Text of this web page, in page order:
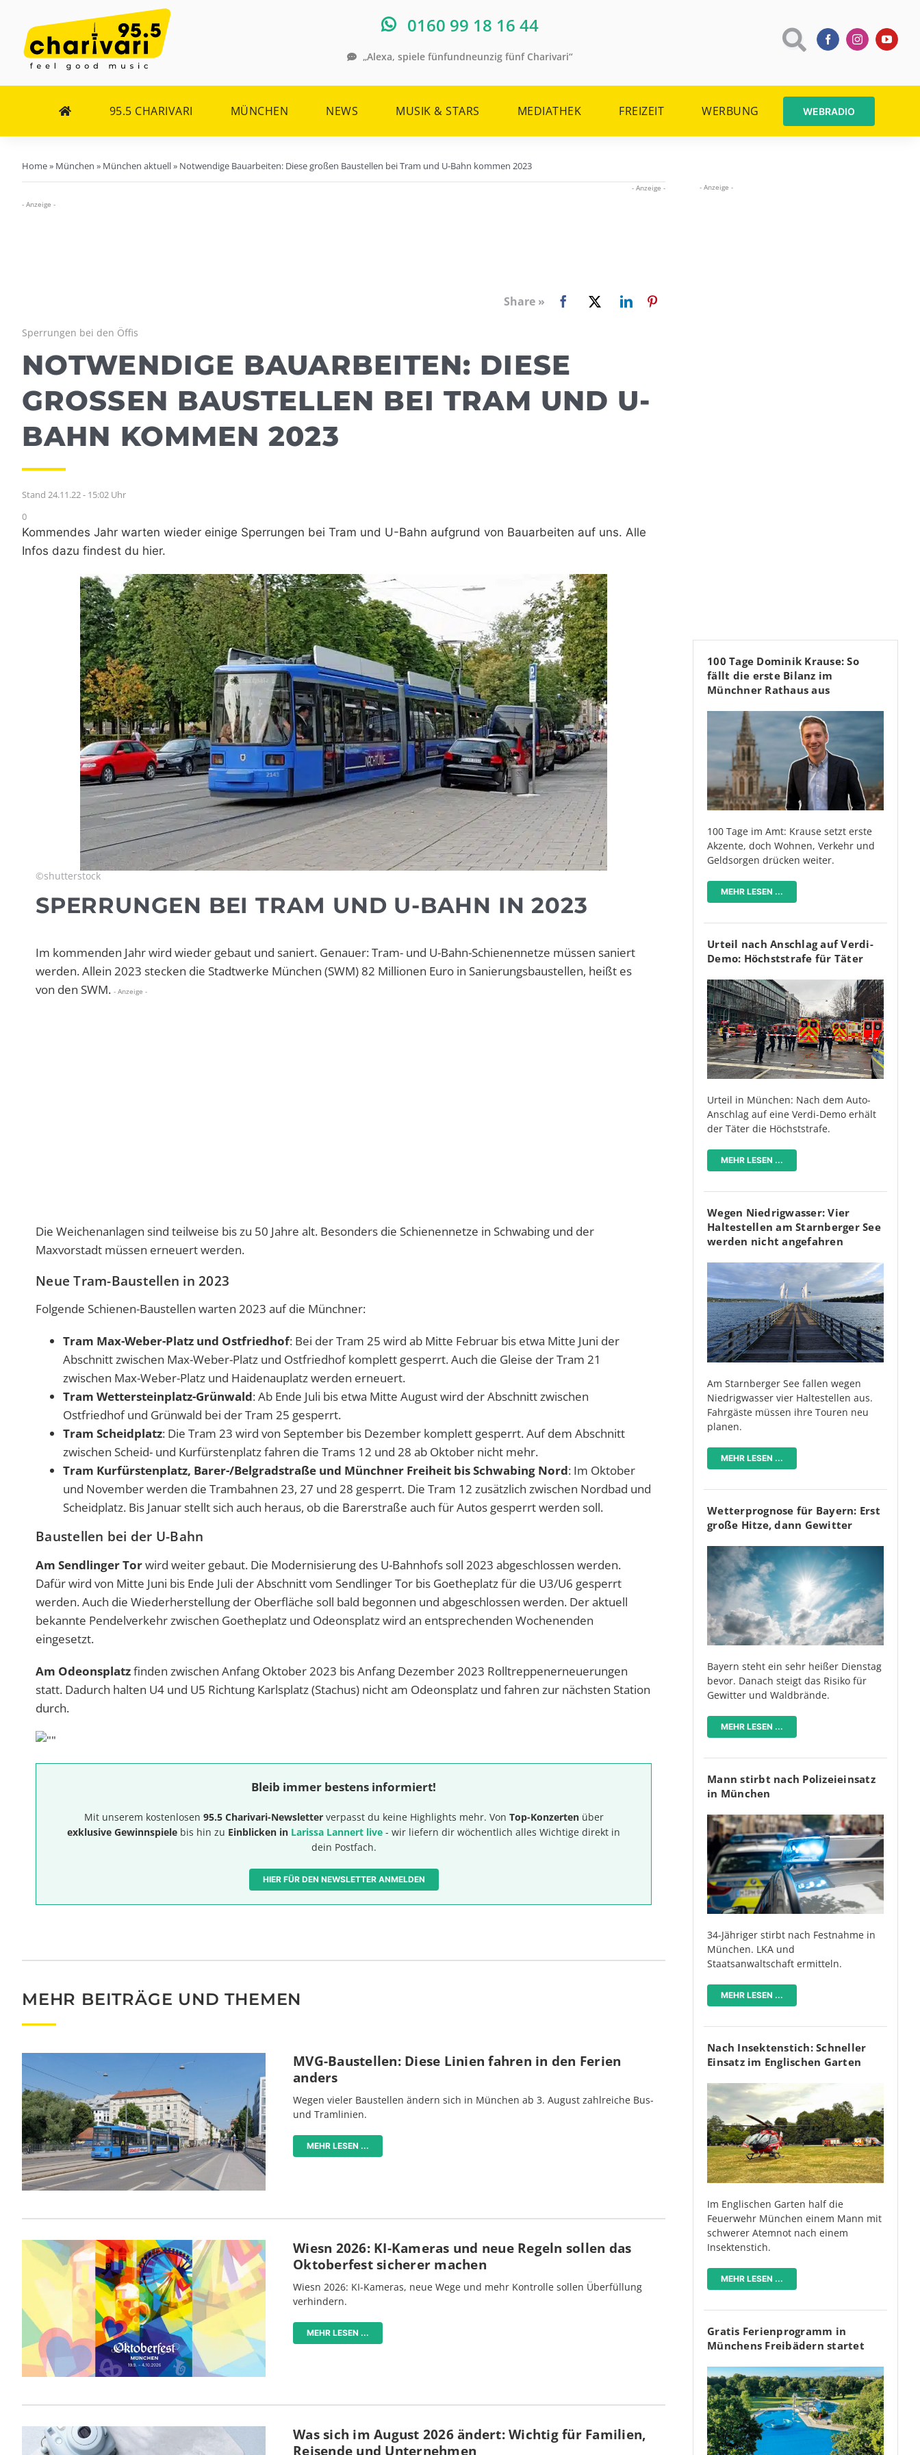
Inhalt
springen
0160 99 18 16 44
„Alexa, spiele fünfundneunzig fünf Charivari“
95.5 CHARIVARI MÜNCHEN NEWS MUSIK & STARS MEDIATHEK FREIZEIT WERBUNG WEBRADIO
Home» München » München aktuell» Notwendige Bauarbeiten: Diese großen Baustellen bei Tram und U-Bahn kommen 2023
- Anzeige -
- Anzeige -
Share »
Sperrungen bei den Öffis
NOTWENDIGE BAUARBEITEN: DIESE
GROSSEN BAUSTELLEN BEI TRAM UND U-B
AHN KOMMEN 2023
Stand 24.11.22 - 15:02 Uhr
0
Kommendes Jahr warten wieder einige Sperrungen bei Tram und U-Bahn aufgrund von Bauarbeiten auf uns. Alle
Infos dazu findest du hier.
©shutterstock
SPERRUNGEN BEI TRAM UND U-BAHN IN 2023
Im kommenden Jahr wird wieder gebaut und saniert. Genauer: Tram- und U-Bahn-Schienennetze müssen saniert
werden. Allein 2023 stecken die Stadtwerke München (SWM) 82 Millionen Euro in Sanierungsbaustellen, heißt es
von den SWM. - Anzeige -
Die Weichenanlagen sind teilweise bis zu 50 Jahre alt. Besonders die Schienennetze in Schwabing und der
Maxvorstadt müssen erneuert werden.
Neue Tram-Baustellen in 2023
Folgende Schienen-Baustellen warten 2023 auf die Münchner:
Tram Max-Weber-Platz und Ostfriedhof: Bei der Tram 25 wird ab Mitte Februar bis etwa Mitte Juni der
Abschnitt zwischen Max-Weber-Platz und Ostfriedhof komplett gesperrt. Auch die Gleise der Tram 21
zwischen Max-Weber-Platz und Haidenauplatz werden erneuert.
Tram Wettersteinplatz-Grünwald: Ab Ende Juli bis etwa Mitte August wird der Abschnitt zwischen
Ostfriedhof und Grünwald bei der Tram 25 gesperrt.
Tram Scheidplatz: Die Tram 23 wird von September bis Dezember komplett gesperrt. Auf dem Abschnitt
zwischen Scheid- und Kurfürstenplatz fahren die Trams 12 und 28 ab Oktober nicht mehr.
Tram Kurfürstenplatz, Barer-/Belgradstraße und Münchner Freiheit bis Schwabing Nord: Im Oktober
und November werden die Trambahnen 23, 27 und 28 gesperrt. Die Tram 12 zusätzlich zwischen Nordbad und
Scheidplatz. Bis Januar stellt sich auch heraus, ob die Barerstraße auch für Autos gesperrt werden soll.
Baustellen bei der U-Bahn
Am Sendlinger Torwird weiter gebaut. Die Modernisierung des U-Bahnhofs soll 2023 abgeschlossen werden.
Dafür wird von Mitte Juni bis Ende Juli der Abschnitt vom Sendlinger Tor bis Goetheplatz für die U3/U6 gesperrt
werden. Auch die Wiederherstellung der Oberfläche soll bald begonnen und abgeschlossen werden. Der aktuell
bekannte Pendelverkehr zwischen Goetheplatz und Odeonsplatz wird an entsprechenden Wochenenden
eingesetzt.
Am Odeonsplatzfinden zwischen Anfang Oktober 2023 bis Anfang Dezember 2023 Rolltreppenerneuerungen
statt. Dadurch halten U4 und U5 Richtung Karlsplatz (Stachus) nicht am Odeonsplatz und fahren zur nächsten Station
durch.
Bleib immer bestens informiert!
Mit unserem kostenlosen 95.5 Charivari-Newsletterverpasst du keine Highlights mehr. Von Top-Konzertenüber
exklusive Gewinnspiele bis hin zu Einblicken in Larissa Lannert live - wir liefern dir wöchentlich alles Wichtige direkt in
dein Postfach.
HIER FÜR DEN NEWSLETTER ANMELDEN
MEHR BEITRÄGE UND THEMEN
MVG-Baustellen: Diese Linien fahren in den Ferien
anders
Wegen vieler Baustellen ändern sich in München ab 3. August zahlreiche Bus-
und Tramlinien.
MEHR LESEN ...
Wiesn 2026: KI-Kameras und neue Regeln sollen das
Oktoberfest sicherer machen
Wiesn 2026: KI-Kameras, neue Wege und mehr Kontrolle sollen Überfüllung
verhindern.
MEHR LESEN ...
Was sich im August 2026 ändert: Wichtig für Familien,
Reisende und Unternehmen
- Anzeige -
100 Tage Dominik Krause: So
fällt die erste Bilanz im
Münchner Rathaus aus
100 Tage im Amt: Krause setzt erste
Akzente, doch Wohnen, Verkehr und
Geldsorgen drücken weiter.
MEHR LESEN ...
Urteil nach Anschlag auf Verdi-
Demo: Höchststrafe für Täter
Urteil in München: Nach dem Auto-
Anschlag auf eine Verdi-Demo erhält
der Täter die Höchststrafe.
MEHR LESEN ...
Wegen Niedrigwasser: Vier
Haltestellen am Starnberger See
werden nicht angefahren
Am Starnberger See fallen wegen
Niedrigwasser vier Haltestellen aus.
Fahrgäste müssen ihre Touren neu
planen.
MEHR LESEN ...
Wetterprognose für Bayern: Erst
große Hitze, dann Gewitter
Bayern steht ein sehr heißer Dienstag
bevor. Danach steigt das Risiko für
Gewitter und Waldbrände.
MEHR LESEN ...
Mann stirbt nach Polizeieinsatz
in München
34-Jähriger stirbt nach Festnahme in
München. LKA und
Staatsanwaltschaft ermitteln.
MEHR LESEN ...
Nach Insektenstich: Schneller
Einsatz im Englischen Garten
Im Englischen Garten half die
Feuerwehr München einem Mann mit
schwerer Atemnot nach einem
Insektenstich.
MEHR LESEN ...
Gratis Ferienprogramm in
Münchens Freibädern startet